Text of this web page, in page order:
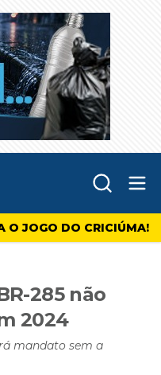
O JOGO DO CRICIÚMA!
285 não
2024
mandato sem a